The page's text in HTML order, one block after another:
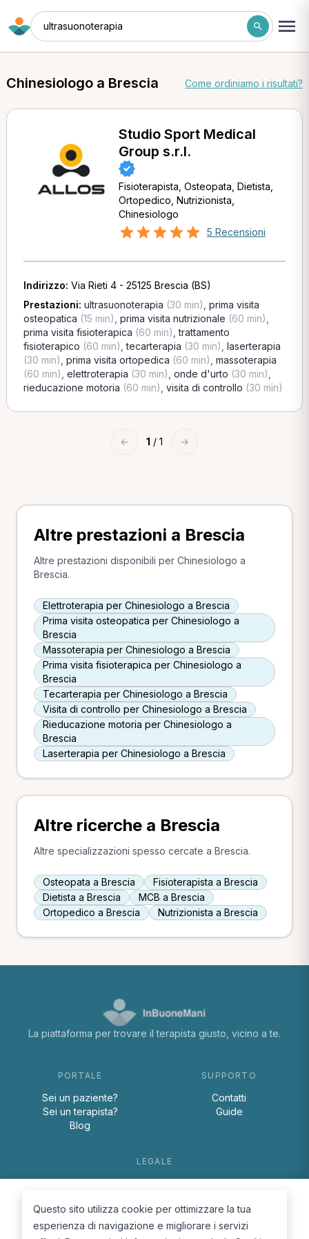
ultrasuonoterapia
Chinesiologo a Brescia Come ordiniamo i risultati?
Studio Sport Medical
Group s.r.l.
Fisioterapista, Osteopata, Dietista,
Ortopedico, Nutrizionista,
Chinesiologo
5 Recensioni
Indirizzo: Via Rieti 4 - 25125 Brescia (BS)
Prestazioni: ultrasuonoterapia (30 min) prima visita
osteopatica (15 min) prima visita nutrizionale (60 min)
prima visita fisioterapica (60 min) ,trattamento
fisioterapico (60 min) ,tecarterapia (30 min) laserterapia
(30 min) prima visita ortopedica (60 min) massoterapia
(60 min) elettroterapia (30 min) onde d'urto (30 min)
rieducazione motoria (60 min) visita di controllo (30 min)
← 1 / 1 →
Altre prestazioni a Brescia
Altre prestazioni disponibili per Chinesiologo a
Brescia.
Elettroterapia per Chinesiologo a Brescia
Prima visita osteopatica per Chinesiologo a
Brescia
Massoterapia per Chinesiologo a Brescia
Prima visita fisioterapica per Chinesiologo a
Brescia
Tecarterapia per Chinesiologo a Brescia
Visita di controllo per Chinesiologo a Brescia
Rieducazione motoria per Chinesiologo a
Brescia
Laserterapia per Chinesiologo a Brescia
Altre ricerche a Brescia
Altre specializzazioni spesso cercate a Brescia.
Osteopata a Brescia
Fisioterapista a Brescia
Dietista a Brescia
MCB a Brescia
Ortopedico a Brescia
Nutrizionista a Brescia
La piattaforma per trovare il terapista giusto, vicino a te.
PORTALE
Sei un paziente?
Sei un terapista?
Blog
SUPPORTO
Contatti
Guide
LEGALE
Cookie Policy
Questo sito utilizza cookie per ottimizzare la tua
esperienza di navigazione e migliorare i servizi